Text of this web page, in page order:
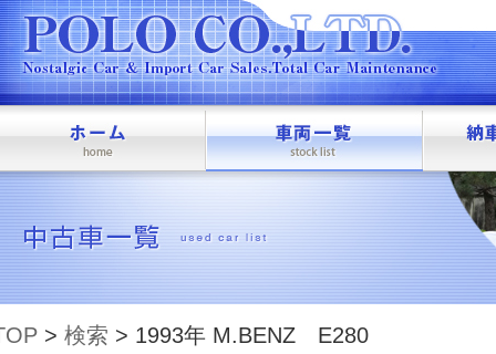
> 検索 > 1993年 M.BENZ E280